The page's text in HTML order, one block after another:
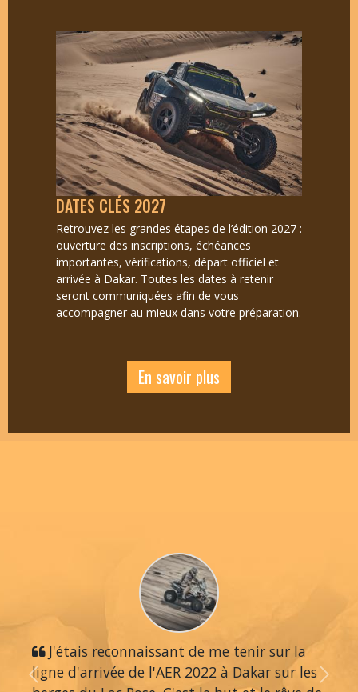
DATES CLÉS 2027
Retrouvez les grandes étapes de l’édition 2027 :
ouverture des inscriptions, échéances
importantes, vérifications, départ officiel et
arrivée à Dakar. Toutes les dates à retenir
seront communiquées afin de vous
accompagner au mieux dans votre préparation.
En savoir plus
J'étais reconnaissant de me tenir sur la
ligne d'arrivée de l'AER 2022 à Dakar sur les
Previous Next